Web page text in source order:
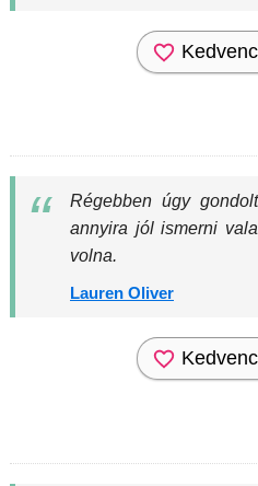
Régebben úgy
annyira jól ismerni
volna.
Lauren Oliver